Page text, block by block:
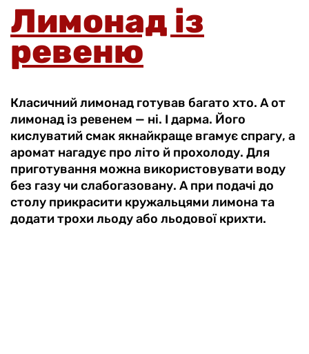
Лимонад із
ревеню
Класичний лимонад готував багато хто. А от
лимонад із ревенем — ні. І дарма. Його
кислуватий смак якнайкраще вгамує спрагу, а
аромат нагадує про літо й прохолоду. Для
приготування можна використовувати воду
без газу чи слабогазовану. А при подачі до
столу прикрасити кружальцями лимона та
додати трохи льоду або льодової крихти.